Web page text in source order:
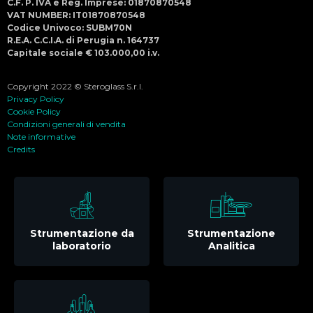
C.F. P. IVA e Reg. Imprese: 01870870548
VAT NUMBER: IT01870870548
Codice Univoco: SUBM70N
R.E.A. C.C.I.A. di Perugia n. 164737
Capitale sociale € 103.000,00 i.v.
Copyright 2022 © Steroglass S.r.l.
Privacy Policy
Cookie Policy
Condizioni generali di vendita
Note informative
Credits
Strumentazione da
laboratorio
Strumentazione
Analitica